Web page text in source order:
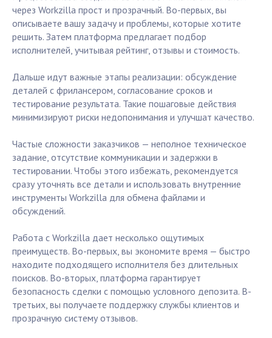
через Workzilla прост и прозрачный. Во-первых, вы
описываете вашу задачу и проблемы, которые хотите
решить. Затем платформа предлагает подбор
исполнителей, учитывая рейтинг, отзывы и стоимость.
Дальше идут важные этапы реализации: обсуждение
деталей с фрилансером, согласование сроков и
тестирование результата. Такие пошаговые действия
минимизируют риски недопонимания и улучшат качество.
Частые сложности заказчиков — неполное техническое
задание, отсутствие коммуникации и задержки в
тестировании. Чтобы этого избежать, рекомендуется
сразу уточнять все детали и использовать внутренние
инструменты Workzilla для обмена файлами и
обсуждений.
Работа с Workzilla дает несколько ощутимых
преимуществ. Во-первых, вы экономите время — быстро
находите подходящего исполнителя без длительных
поисков. Во-вторых, платформа гарантирует
безопасность сделки с помощью условного депозита. В-
третьих, вы получаете поддержку службы клиентов и
прозрачную систему отзывов.